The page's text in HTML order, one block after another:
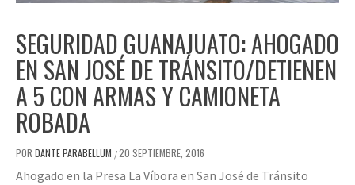
SEGURIDAD GUANAJUATO: AHOGADO
EN SAN JOSÉ DE TRÁNSITO/DETIENEN
A 5 CON ARMAS Y CAMIONETA
ROBADA
POR DANTE PARABELLUM /20 SEPTIEMBRE, 2016
Ahogado en la Presa La Víbora en San José de Tránsito